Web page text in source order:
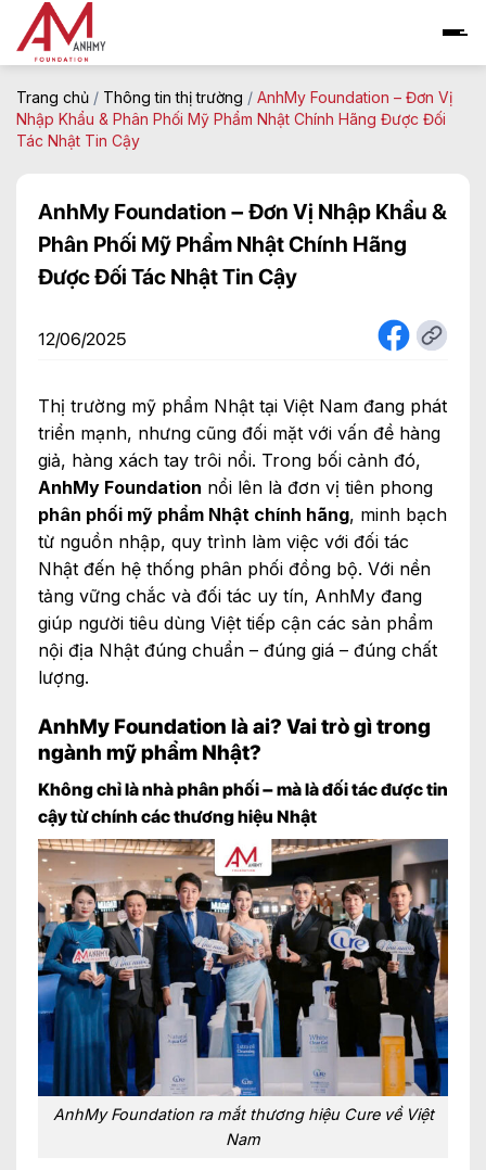
content
Trang chủ / Thông tin thị trường / AnhMy Foundation – Đơn Vị
Nhập Khẩu & Phân Phối Mỹ Phẩm Nhật Chính Hãng Được Đối
Tác Nhật Tin Cậy
AnhMy Foundation – Đơn Vị Nhập Khẩu &
Phân Phối Mỹ Phẩm Nhật Chính Hãng
Được Đối Tác Nhật Tin Cậy
12/06/2025
Thị trường mỹ phẩm Nhật tại Việt Nam đang phát
triển mạnh, nhưng cũng đối mặt với vấn đề hàng
giả, hàng xách tay trôi nổi. Trong bối cảnh đó,
AnhMy Foundation nổi lên là đơn vị tiên phong
phân phối mỹ phẩm Nhật chính hãng, minh bạch
từ nguồn nhập, quy trình làm việc với đối tác
Nhật đến hệ thống phân phối đồng bộ. Với nền
tảng vững chắc và đối tác uy tín, AnhMy đang
giúp người tiêu dùng Việt tiếp cận các sản phẩm
nội địa Nhật đúng chuẩn – đúng giá – đúng chất
lượng.
AnhMy Foundation là ai? Vai trò gì trong
ngành mỹ phẩm Nhật?
Không chỉ là nhà phân phối – mà là đối tác được tin
cậy từ chính các thương hiệu Nhật
AnhMy Foundation ra mắt thương hiệu Cure về Việt
Nam